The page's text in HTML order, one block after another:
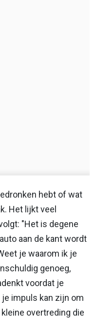
hebt of wat
Het lijkt veel
"Het is degene
aan de kant wordt
je waarom ik je
genoeg,
voordat je
impuls kan zijn om
overtreding die